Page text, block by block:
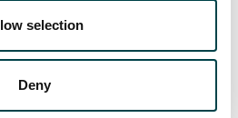
selection
Deny
pankkisi
kuluessa, jonka jälkeen